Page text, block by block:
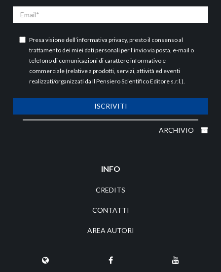
Email
Presa visione dell’informativa privacy, presto il consenso al
trattamento dei miei dati personali per l’invio via posta, e-mail o
telefono di comunicazioni di carattere informativo e
commerciale (relative a prodotti, servizi, attività ed eventi
realizzati/organizzati da Il Pensiero Scientifico Editore s.r.l.).
ISCRIVITI
ARCHIVIO
INFO
CREDITS
CONTATTI
AREA AUTORI